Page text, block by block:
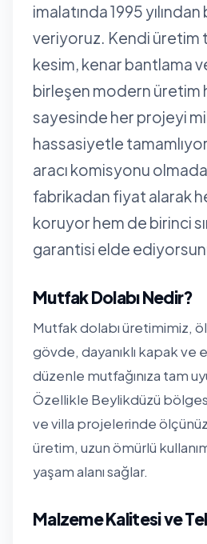
imalatında 1995
veriyoruz. Kendi üretim
kesim, kenar bantlama
birleşen modern üretim
sayesinde her projeyi
hassasiyetle
aracı komisyonu
fabrikadan fiyat alarak
koruyor hem de birinci
garantisi elde
Mutfak Dolabı Nedir?
Mutfak dolabı üretimimiz,
gövde, dayanıklı kapak ve
düzenle mutfağınıza tam
Özellikle Beylikdüzü
ve villa projelerinde
üretim, uzun ömürlü
yaşam alanı sağlar.
Malzeme Kalitesi ve